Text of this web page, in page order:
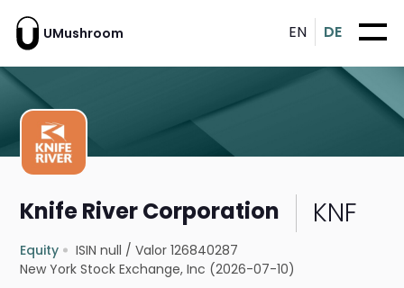
UMushroom EN DE
Knife River Corporation KNF
Equity ISIN null /Valor 126840287
New York Stock Exchange, Inc (2026-07-10)